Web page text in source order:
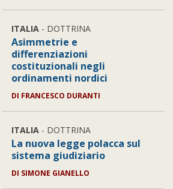
ITALIA - DOTTRINA
Asimmetrie e
differenziazioni
costituzionali negli
ordinamenti nordici
DI FRANCESCO DURANTI
ITALIA - DOTTRINA
La nuova legge polacca sul
sistema giudiziario
DI SIMONE GIANELLO